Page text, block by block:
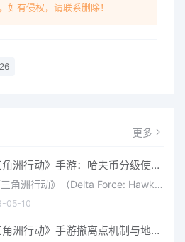
如有侵权，请联系删除！
更多
《三角洲行动》手游：哈夫币分级使用策略，玩转不同地图的风险与回报
在《三角洲行动》（Delta Force: Hawk Ops）“烽火地带”模式中，地图被划分为“普通”、“机密”和“绝密”三个
05-10
《三角洲行动》手游撤离点机制与地图全攻略深度解析